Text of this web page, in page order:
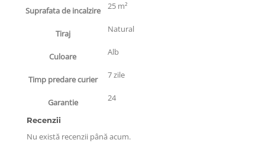
Suprafata de incalzire 25 m²
Tiraj Natural
Culoare Alb
Timp predare curier 7 zile
Garantie 24
Recenzii
Nu există recenzii până acum.